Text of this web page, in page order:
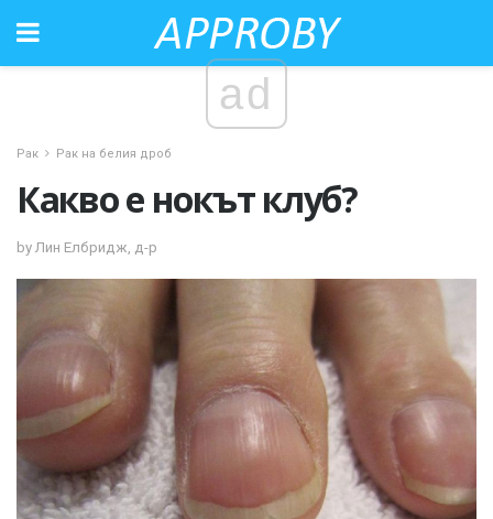
ad
Рак Рак на белия дроб
Какво е нокът клуб?
by Лин Елбридж, д-р